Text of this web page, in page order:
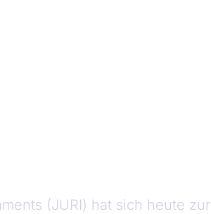
(JURI) hat sich heute zur